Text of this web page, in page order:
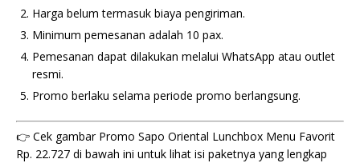
Harga belum termasuk biaya pengiriman.
Minimum pemesanan adalah 10 pax.
Pemesanan dapat dilakukan melalui WhatsApp atau outlet
resmi.
Promo berlaku selama periode promo berlangsung.
👉 Cek gambar Promo Sapo Oriental Lunchbox Menu Favorit
Rp. 22.727 di bawah ini untuk lihat isi paketnya yang lengkap